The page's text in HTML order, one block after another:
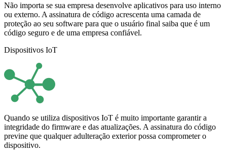
Não importa se sua empresa desenvolve aplicativos para uso interno
ou externo. A assinatura de código acrescenta uma camada de
proteção ao seu software para que o usuário final saiba que é um
código seguro e de uma empresa confiável.
Dispositivos IoT
Quando se utiliza dispositivos IoT é muito importante garantir a
integridade do firmware e das atualizações. A assinatura do código
previne que qualquer adulteração exterior possa comprometer o
dispositivo.